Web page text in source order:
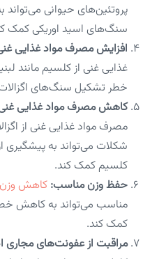
پروتئین‌های حیوانی
سنگ‌های اسید اوریکی کمک
افزایش مصرف مواد غذایی
غذایی غنی از کلسیم مانند
خطر تشکیل سنگ‌های
کاهش مصرف مواد غذایی غنی
مصرف مواد غذایی غنی از
شکلات می‌تواند به پیشگیری
کلسیم کمک کند.
حفظ وزن مناسب: کاهش وزن
مناسب می‌تواند به کاهش
کمک کند.
مراقبت از عفونت‌های مجاری